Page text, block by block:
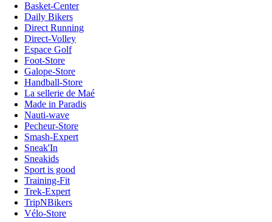
Basket-Center
Daily Bikers
Direct Running
Direct-Volley
Espace Golf
Foot-Store
Galope-Store
Handball-Store
La sellerie de Maé
Made in Paradis
Nauti-wave
Pecheur-Store
Smash-Expert
Sneak'In
Sneakids
Sport is good
Training-Fit
Trek-Expert
TripNBikers
Vélo-Store